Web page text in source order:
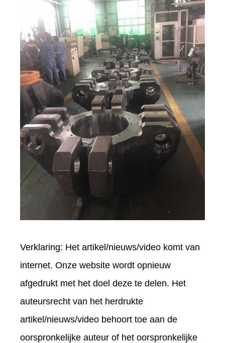
Verklaring: Het artikel/nieuws/video komt van
internet. Onze website wordt opnieuw
afgedrukt met het doel deze te delen. Het
auteursrecht van het herdrukte
artikel/nieuws/video behoort toe aan de
oorspronkelijke auteur of het oorspronkelijke